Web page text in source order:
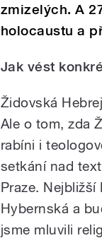
zmizelých. A
holocaustu a
Jak vést
Židovská
Ale o tom, zda
rabíni i
setkání nad
Praze.
Hybernská a
jsme mluvili